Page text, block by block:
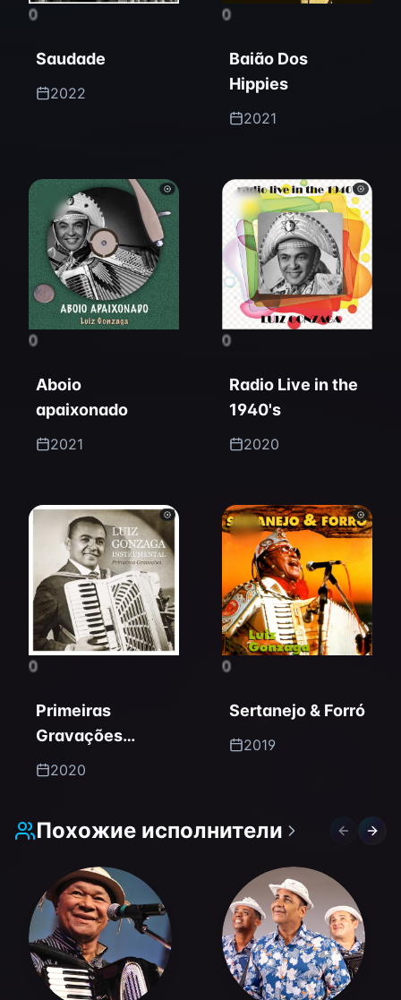
0
Saudade
2022
0
Baião Dos
Hippies
2021
0
Aboio
apaixonado
2021
0
Radio Live in the
1940's
2020
0
Primeiras
Gravações
Instrumental
2020
0
Sertanejo & Forró
2019
Похожие исполнители Previous